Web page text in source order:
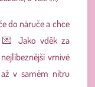
do náruče a chce
💌 Jako vděk za
vrnivé
v samém nitru